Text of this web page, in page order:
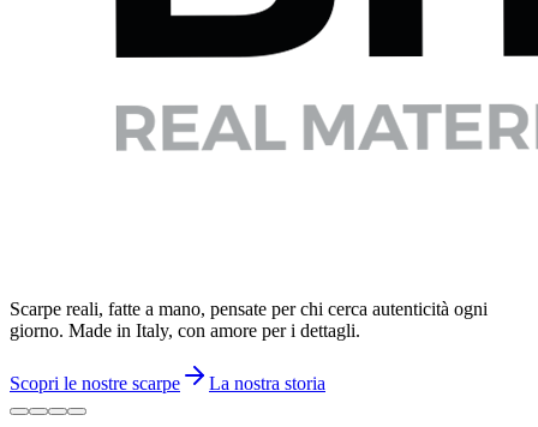
Scarpe reali, fatte a mano, pensate per chi cerca autenticità ogni
giorno. Made in Italy, con amore per i dettagli.
Scopri le nostre scarpe La nostra storia